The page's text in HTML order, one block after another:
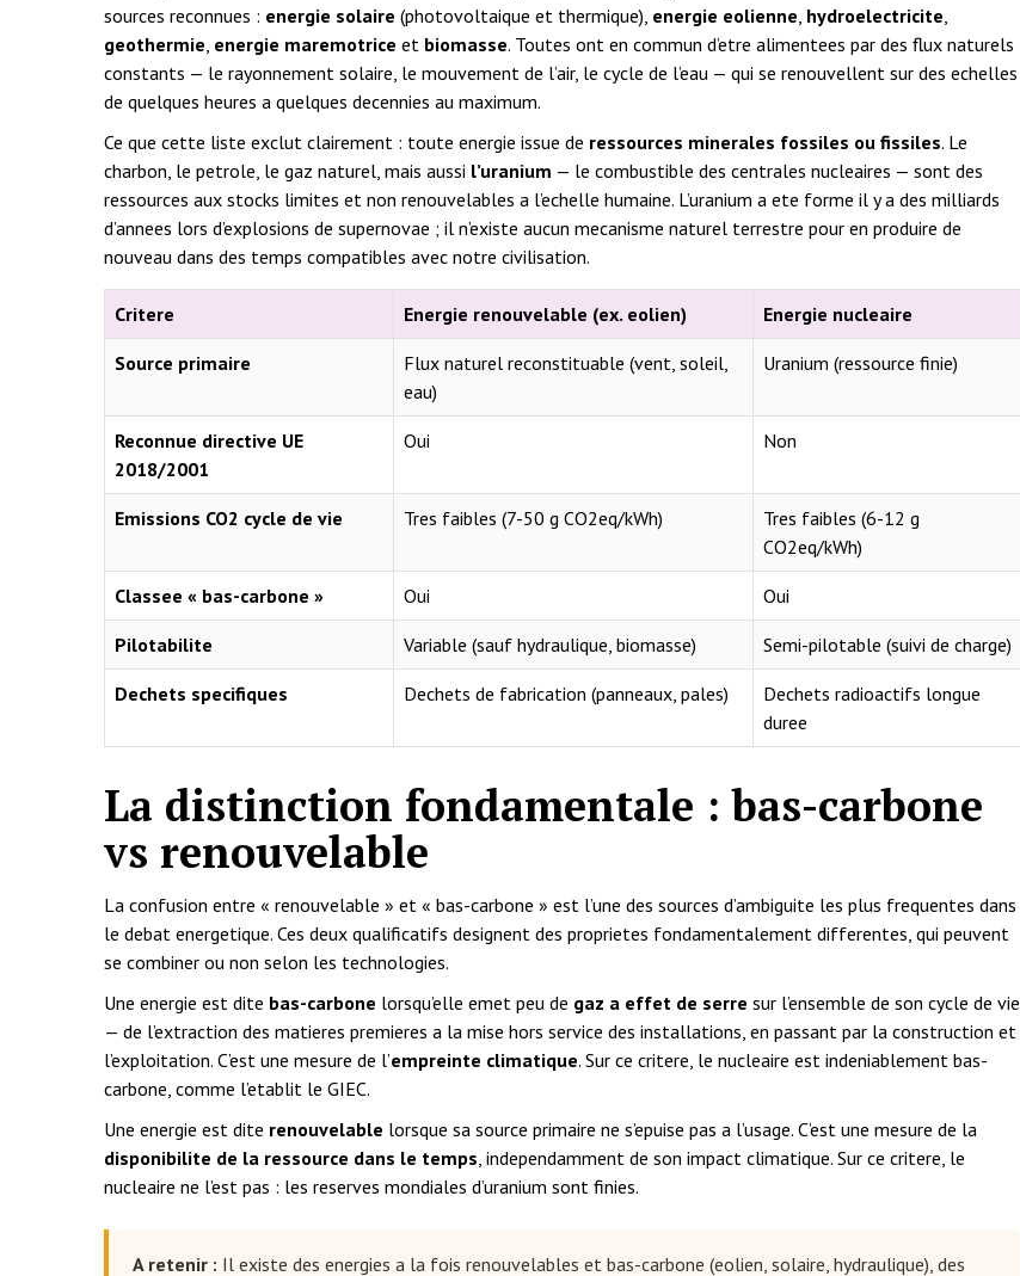
sources reconnues : energie solaire (photovoltaique et thermique), energie eolienne, hydroelectricite,
geothermie, energie maremotrice et biomasse. Toutes ont en commun d’etre alimentees par des flux naturels
constants — le rayonnement solaire, le mouvement de l’air, le cycle de l’eau — qui se renouvellent sur des echelles
de quelques heures a quelques decennies au maximum.
Ce que cette liste exclut clairement : toute energie issue de ressources minerales fossiles ou fissiles. Le
charbon, le petrole, le gaz naturel, mais aussi l’uranium — le combustible des centrales nucleaires — sont des
ressources aux stocks limites et non renouvelables a l’echelle humaine. L’uranium a ete forme il y a des milliards
d’annees lors d’explosions de supernovae ; il n’existe aucun mecanisme naturel terrestre pour en produire de
nouveau dans des temps compatibles avec notre civilisation.
Critere Energie renouvelable (ex. eolien) Energie nucleaire
Source primaire
Flux naturel reconstituable (vent, soleil,
eau)
Uranium (ressource finie)
Reconnue directive UE
2018/2001
Oui Non
Emissions CO2 cycle de vie Tres faibles (7-50 g CO2eq/kWh)
Tres faibles (6-12 g
CO2eq/kWh)
Classee « bas-carbone » Oui Oui
Pilotabilite Variable (sauf hydraulique, biomasse) Semi-pilotable (suivi de charge)
Dechets specifiques Dechets de fabrication (panneaux, pales)
Dechets radioactifs longue
duree
La distinction fondamentale : bas-carbone
vs renouvelable
La confusion entre « renouvelable » et « bas-carbone » est l’une des sources d’ambiguite les plus frequentes dans
le debat energetique. Ces deux qualificatifs designent des proprietes fondamentalement differentes, qui peuvent
se combiner ou non selon les technologies.
Une energie est dite bas-carbone lorsqu’elle emet peu de gaz a effet de serre sur l’ensemble de son cycle de vie
— de l’extraction des matieres premieres a la mise hors service des installations, en passant par la construction et
l’exploitation. C’est une mesure de l’empreinte climatique. Sur ce critere, le nucleaire est indeniablement bas-
carbone, comme l’etablit le GIEC.
Une energie est dite renouvelable lorsque sa source primaire ne s’epuise pas a l’usage. C’est une mesure de la
disponibilite de la ressource dans le temps, independamment de son impact climatique. Sur ce critere, le
nucleaire ne l’est pas : les reserves mondiales d’uranium sont finies.
A retenir : Il existe des energies a la fois renouvelables et bas-carbone (eolien, solaire, hydraulique), des